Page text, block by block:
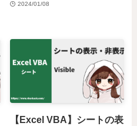
2024/01/08
【Excel VBA】シートの表